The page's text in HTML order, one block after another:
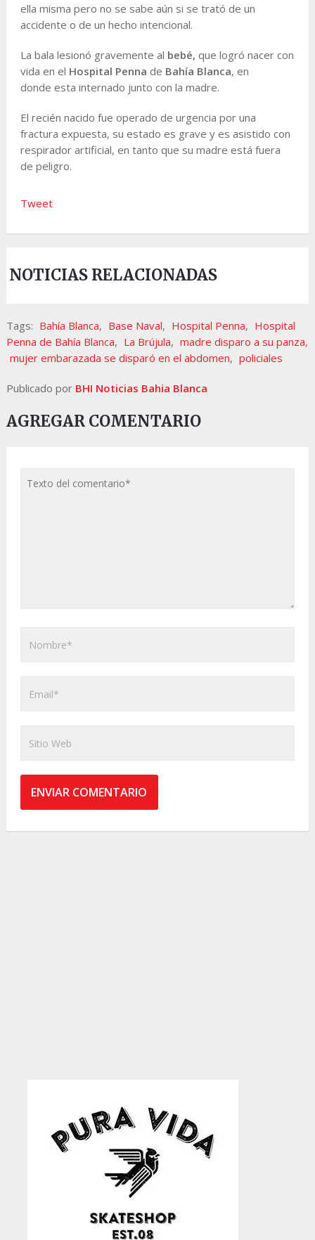
ella misma pero no se sabe aún si se trató de un
accidente o de un hecho intencional.
La bala lesionó gravemente al bebé, que logró nacer con
vida en el Hospital Penna de Bahía Blanca, en
donde esta internado junto con la madre.
El recién nacido fue operado de urgencia por una
fractura expuesta, su estado es grave y es asistido con
respirador artificial, en tanto que su madre está fuera
de peligro.
Tweet
NOTICIAS RELACIONADAS
Tags: Bahía Blanca, Base Naval, Hospital Penna, Hospital
Penna de Bahía Blanca, La Brújula, madre disparo a su panza,
mujer embarazada se disparó en el abdomen, policiales
Publicado por BHI Noticias Bahia Blanca
AGREGAR COMENTARIO